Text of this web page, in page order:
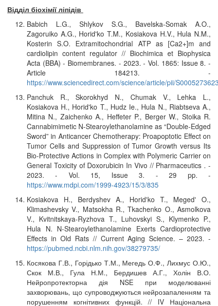
Відділ біохімії ліпідів
Babich L.G., Shlykov S.G., Bavelska-Somak A.O.,
Zagoruiko A.G., Horid'ko T.M., Kosiakova H.V., Hula N.M.,
Kosterin S.O. Extramitochondrial ATP as [Ca2+]m and
cardiolipin content regulator // Biochimica et Biophysica
Acta (BBA) - Biomembranes. - 2023. - Vol. 1865: Issue 8. -
Article 184213. -
https://www.sciencedirect.com/science/article/pii/
Panchuk R., Skorokhyd N., Chumak V., Lehka L.,
Kosiakova H., Horid'ko T., Hudz Ie., Hula N., Riabtseva A.,
Mitina N., Zaichenko A., Heffeter P., Berger W., Stoika R.
Cannabimimetic N-Stearoylethanolamine as “Double-Edged
Sword” in Anticancer Chemotherapy: Proapoptotic Effect on
Tumor Cells and Suppression of Tumor Growth versus Its
Bio-Protective Actions in Complex with Polymeric Carrier on
General Toxicity of Doxorubicin In Vivo // Pharmaceutics . -
2023. - Vol. 15, Issue 3. - 29 pp. -
https://www.mdpi.com/1999-4923/15/3/835
Kosiakova H., Berdyshev A., Horid'ko T., Meged' O.,
Klimashevsky V., Matsokha R., Tkachenko O., Asmolkova
V., Kvitnitskaya-Ryzhova T., Luhovskyi S., Klymenko P.,
Hula N. N-Stearoylethanolamine Exerts Cardioprotective
Effects in Old Rats // Current Aging Science. – 2023. -
https://pubmed.ncbi.nlm.nih.gov/38279735/
Косякова Г.В., Горідько Т.М., Мегедь О.Ф., Лихмус О.Ю.,
Скок М.В., Гула Н.М., Бердишев А.Г., Холін В.О.
Нейропротекторна дія NSE при моделюванні
захворювань, що супроводжуються нейрозапаленням та
порушенням когнітивних функцій. // IV Національна